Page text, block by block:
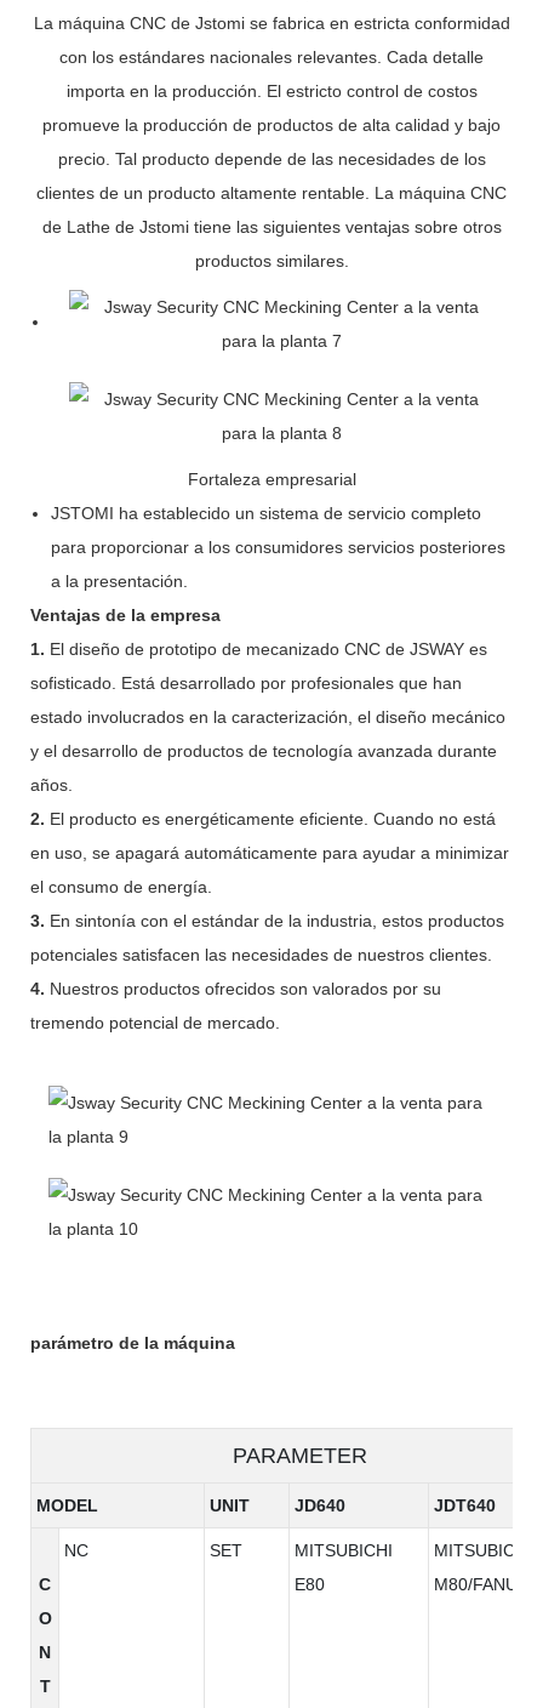
La máquina CNC de Jstomi se fabrica en estricta conformidad
con los estándares nacionales relevantes. Cada detalle
importa en la producción. El estricto control de costos
promueve la producción de productos de alta calidad y bajo
precio. Tal producto depende de las necesidades de los
clientes de un producto altamente rentable. La máquina CNC
de Lathe de Jstomi tiene las siguientes ventajas sobre otros
productos similares.
Fortaleza empresarial
JSTOMI ha establecido un sistema de servicio completo
para proporcionar a los consumidores servicios posteriores
a la presentación.
Ventajas de la empresa
1. El diseño de prototipo de mecanizado CNC de JSWAY es
sofisticado. Está desarrollado por profesionales que han
estado involucrados en la caracterización, el diseño mecánico
y el desarrollo de productos de tecnología avanzada durante
años.
2. El producto es energéticamente eficiente. Cuando no está
en uso, se apagará automáticamente para ayudar a minimizar
el consumo de energía.
3. En sintonía con el estándar de la industria, estos productos
potenciales satisfacen las necesidades de nuestros clientes.
4. Nuestros productos ofrecidos son valorados por su
tremendo potencial de mercado.
parámetro de la máquina
PARAMETER
MODEL UNIT JD640 JDT640
C
O
N
T
NC SET
MITSUBICHI
E80
MITSUBICHI
M80/FANUC